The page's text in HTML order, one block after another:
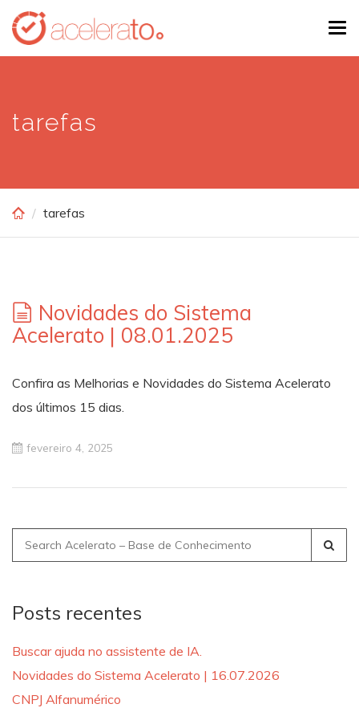
Skip
main
tarefas
tarefas
Novidades do Sistema
Acelerato | 08.01.2025
Confira as Melhorias e Novidades do Sistema Acelerato
dos últimos 15 dias.
fevereiro 4, 2025
Search
for:
Posts recentes
Buscar ajuda no assistente de IA.
Novidades do Sistema Acelerato | 16.07.2026
CNPJ Alfanumérico